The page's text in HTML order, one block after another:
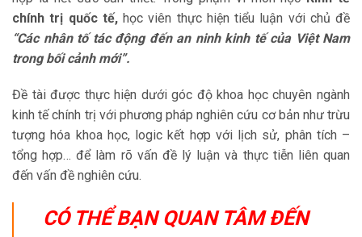
chính trị quốc tế,học viên thực hiện tiểu luận với chủ đề
“Các nhân tố tác động đến an ninh kinh tế của Việt Nam
trong bối cảnh mới”.
Đề tài được thực hiện dưới góc độ khoa học chuyên ngành
kinh tế chính trị với phương pháp nghiên cứu cơ bản như trừu
tượng hóa khoa học, logic kết hợp với lịch sử, phân tích –
tổng hợp… để làm rõ vấn đề lý luận và thực tiễn liên quan
đến vấn đề nghiên cứu.
CÓ THỂ BẠN QUAN TÂM ĐẾN